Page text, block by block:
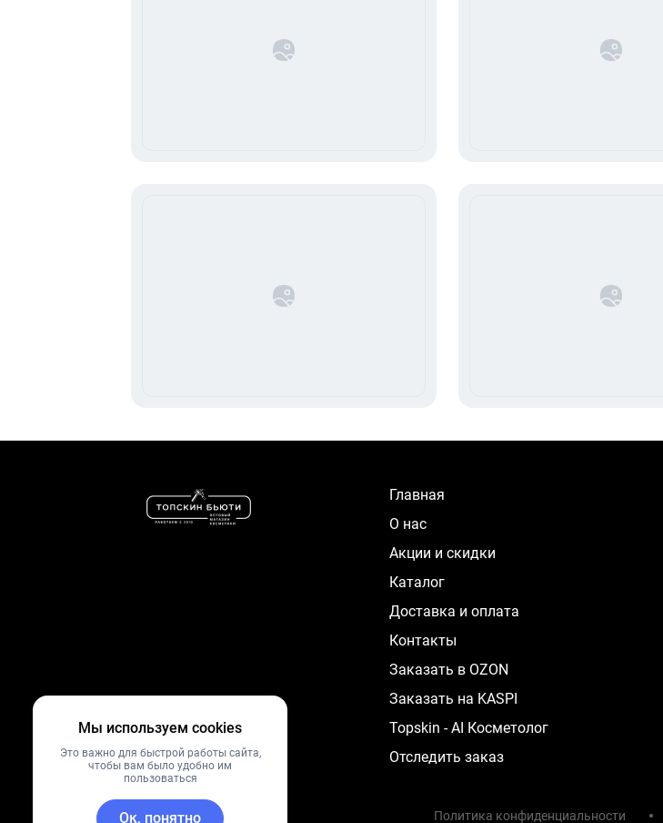
Главная
О нас
Акции и скидки
Каталог
Доставка и оплата
Контакты
Заказать в OZON
Заказать на KASPI
Topskin - AI Косметолог
Отследить заказ
Политика конфиденциальности
Мы используем cookies
Это важно для быстрой работы сайта,
чтобы вам было удобно им
пользоваться
Ок, понятно